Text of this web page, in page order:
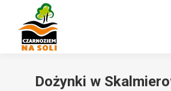
Dożynki w